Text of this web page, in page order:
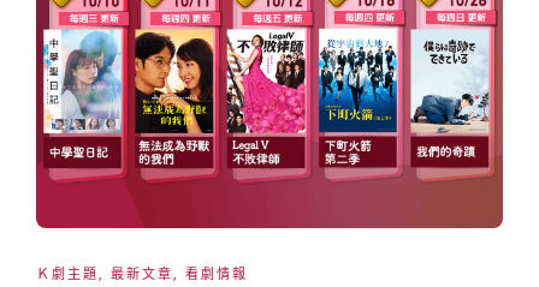
Ｋ劇主題 最新文章 看劇情報